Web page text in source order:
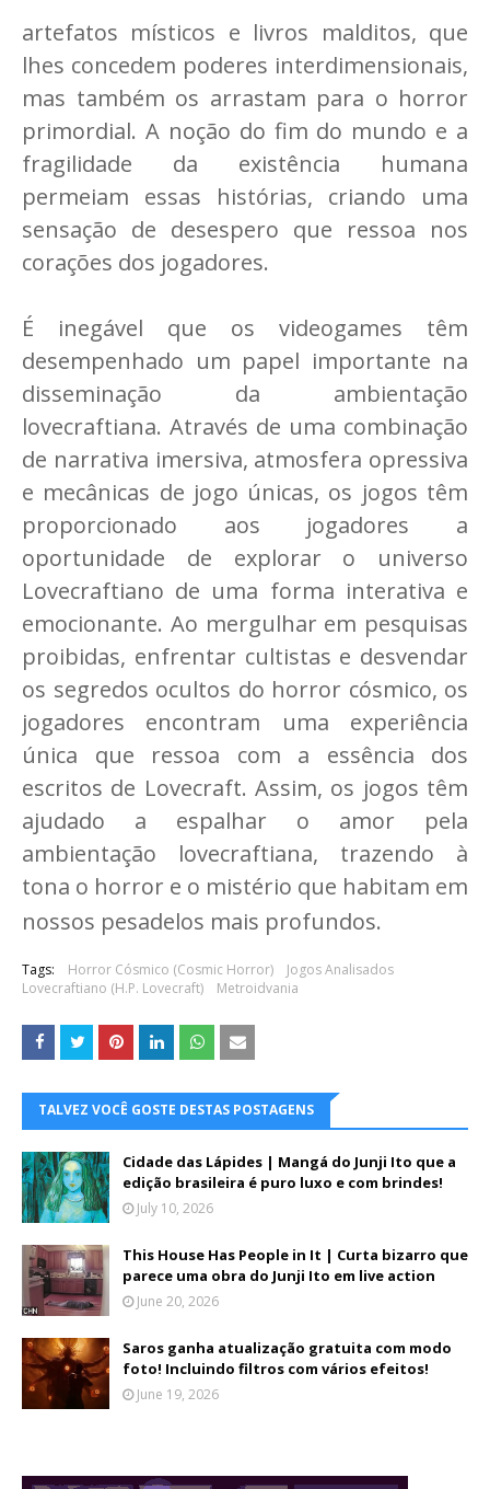
artefatos místicos e livros malditos, que
lhes concedem poderes interdimensionais,
mas também os arrastam para o horror
primordial. A noção do fim do mundo e a
fragilidade da existência humana
permeiam essas histórias, criando uma
sensação de desespero que ressoa nos
corações dos jogadores.
É inegável que os videogames têm
desempenhado um papel importante na
disseminação da ambientação
lovecraftiana. Através de uma combinação
de narrativa imersiva, atmosfera opressiva
e mecânicas de jogo únicas, os jogos têm
proporcionado aos jogadores a
oportunidade de explorar o universo
Lovecraftiano de uma forma interativa e
emocionante. Ao mergulhar em pesquisas
proibidas, enfrentar cultistas e desvendar
os segredos ocultos do horror cósmico, os
jogadores encontram uma experiência
única que ressoa com a essência dos
escritos de Lovecraft. Assim, os jogos têm
ajudado a espalhar o amor pela
ambientação lovecraftiana, trazendo à
tona o horror e o mistério que habitam em
nossos pesadelos mais profundos.
Tags: Horror Cósmico (Cosmic Horror)
Jogos Analisados
Lovecraftiano (H.P. Lovecraft)
Metroidvania
TALVEZ VOCÊ GOSTE DESTAS POSTAGENS
Cidade das Lápides | Mangá do Junji Ito que a
edição brasileira é puro luxo e com brindes!
July 10, 2026
This House Has People in It | Curta bizarro que
parece uma obra do Junji Ito em live action
June 20, 2026
Saros ganha atualização gratuita com modo
foto! Incluindo filtros com vários efeitos!
June 19, 2026